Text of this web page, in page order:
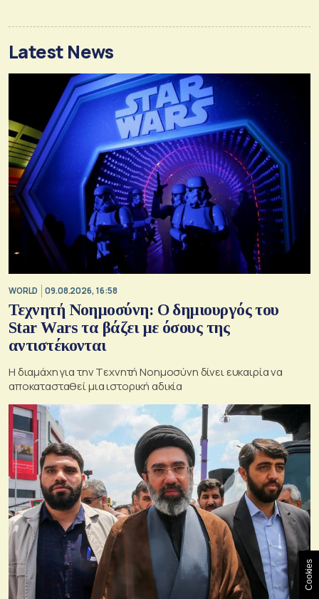
Latest News
WORLD 09.08.2026, 16:58
Τεχνητή Νοημοσύνη: Ο δημιουργός του
Star Wars τα βάζει με όσους της
αντιστέκονται
Η διαμάχη για την Tεχνητή Nοημοσύνη δίνει ευκαιρία να
αποκατασταθεί μια ιστορική αδικία
Cookies